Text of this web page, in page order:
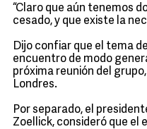
“Claro que aún tenemos
cesado, y que existe la
Dijo confiar que el tema
encuentro de modo
próxima reunión del
Londres.
Por separado, el
Zoellick, consideró que el